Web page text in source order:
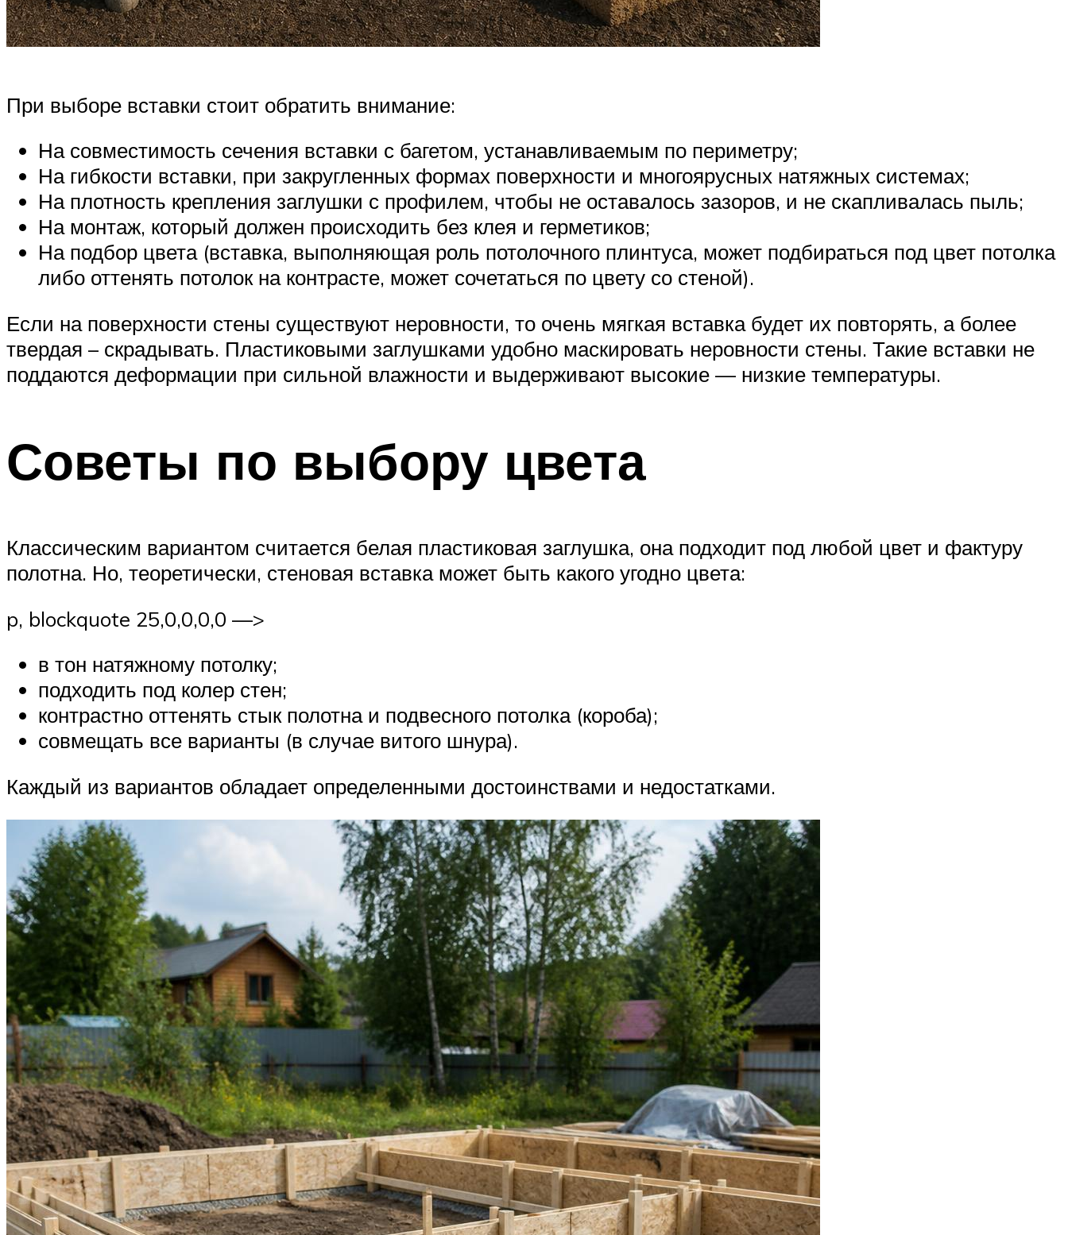
При выборе вставки стоит обратить внимание:
На совместимость сечения вставки с багетом, устанавливаемым по периметру;
На гибкости вставки, при закругленных формах поверхности и многоярусных натяжных системах;
На плотность крепления заглушки с профилем, чтобы не оставалось зазоров, и не скапливалась пыль;
На монтаж, который должен происходить без клея и герметиков;
На подбор цвета (вставка, выполняющая роль потолочного плинтуса, может подбираться под цвет потолка
либо оттенять потолок на контрасте, может сочетаться по цвету со стеной).
Если на поверхности стены существуют неровности, то очень мягкая вставка будет их повторять, а более
твердая – скрадывать. Пластиковыми заглушками удобно маскировать неровности стены. Такие вставки не
поддаются деформации при сильной влажности и выдерживают высокие — низкие температуры.
Советы по выбору цвета
Классическим вариантом считается белая пластиковая заглушка, она подходит под любой цвет и фактуру
полотна. Но, теоретически, стеновая вставка может быть какого угодно цвета:
p, blockquote 25,0,0,0,0 —>
в тон натяжному потолку;
подходить под колер стен;
контрастно оттенять стык полотна и подвесного потолка (короба);
совмещать все варианты (в случае витого шнура).
Каждый из вариантов обладает определенными достоинствами и недостатками.